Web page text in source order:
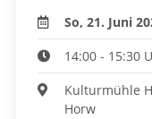
So, 21. Juni
14:00 - 15:30
Kulturmühle
Horw